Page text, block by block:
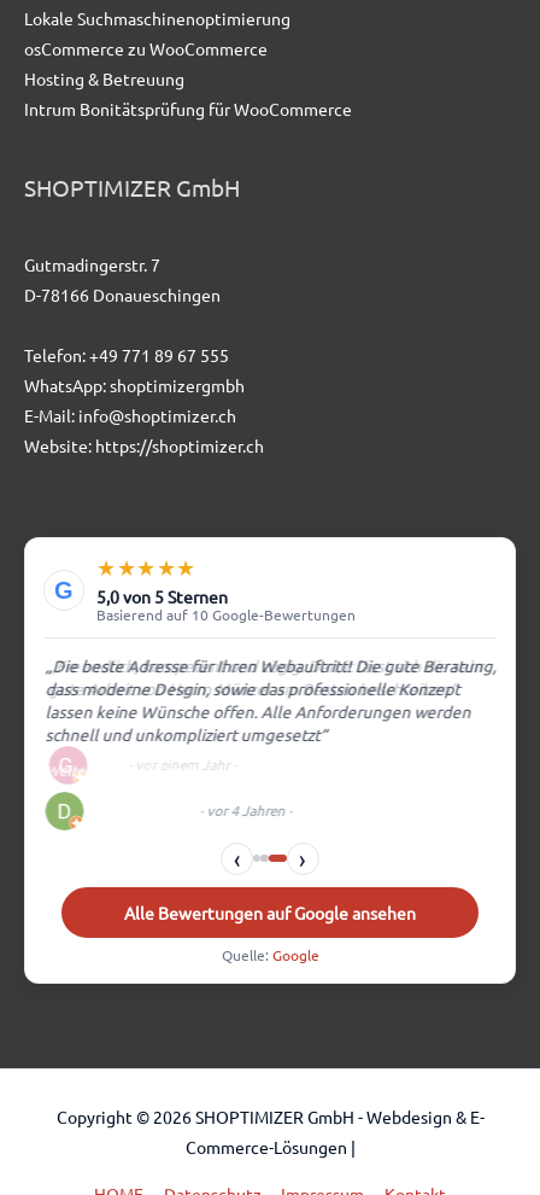
Lokale Suchmaschinenoptimierung
osCommerce zu WooCommerce
Hosting & Betreuung
Intrum Bonitätsprüfung für WooCommerce
SHOPTIMIZER GmbH
Gutmadingerstr. 7
D-78166 Donaueschingen
Telefon:+49 771 89 67 555
WhatsApp:shoptimizergmbh
E-Mail: info@shoptimizer.ch
Website: https://shoptimizer.ch
G
★★★★★
5,0 von 5 Sternen
Basierend auf 10 Google-Bewertungen
„Freundlich, kompetent und zügig. Damit lässt sich die sehr
gute Arbeit von Herrn Münzer am Besten beschreiben“
Weiterlesen auf Google→
· vor einem Jahr·
„Die beste Adresse für Ihren Webauftritt! Die gute Beratung,
dass moderne Desgin, sowie das professionelle Konzept
lassen keine Wünsche offen. Alle Anforderungen werden
schnell und unkompliziert umgesetzt“
Weiterlesen auf Google →
· vor 4 Jahren ·
‹ ›
Alle Bewertungen auf Google ansehen
Quelle: Google
Copyright © 2026SHOPTIMIZER GmbH - Webdesign & E-
Commerce-Lösungen |